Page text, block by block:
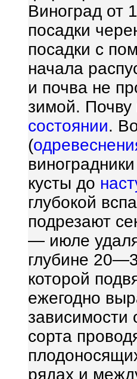
Виноград от
посадки
посадки с
начала
и почва не
зимой.
состоянии.
(
кусты до
глубокой
подрезают
— июле
глубине
которой
ежегодно
зависимости
сорта
рядах и